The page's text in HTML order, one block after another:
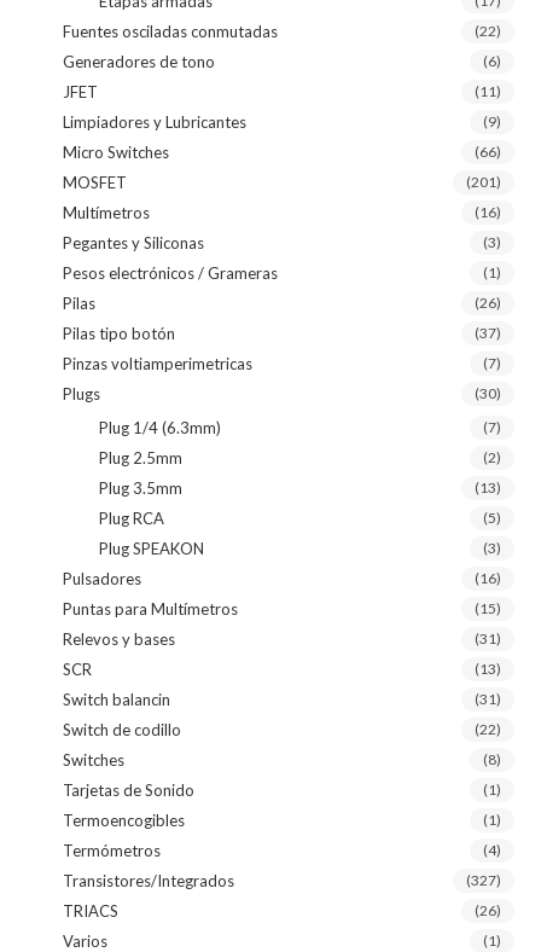
Fuentes osciladas conmutadas (22)
Generadores de tono (6)
JFET (11)
Limpiadores y Lubricantes (9)
Micro Switches (66)
MOSFET (201)
Multímetros (16)
Pegantes y Siliconas (3)
Pesos electrónicos / Grameras (1)
Pilas (26)
Pilas tipo botón (37)
Pinzas voltiamperimetricas (7)
Plugs (30)
Plug 1/4 (6.3mm) (7)
Plug 2.5mm (2)
Plug 3.5mm (13)
Plug RCA (5)
Plug SPEAKON (3)
Pulsadores (16)
Puntas para Multímetros (15)
Relevos y bases (31)
SCR (13)
Switch balancin (31)
Switch de codillo (22)
Switches (8)
Tarjetas de Sonido (1)
Termoencogibles (1)
Termómetros (4)
Transistores/Integrados (327)
TRIACS (26)
Varios (1)